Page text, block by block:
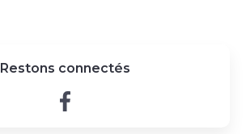
Restons connectés